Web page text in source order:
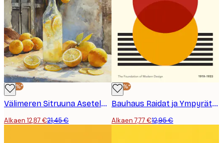
-40%*
Välimeren Sitruuna Asetelma Juliste
Alkaen 12,87 €21,45 €
-40%*
Bauhaus Raidat ja Ympyrät No1 Juliste
Alkaen 7,77 €12,95 €